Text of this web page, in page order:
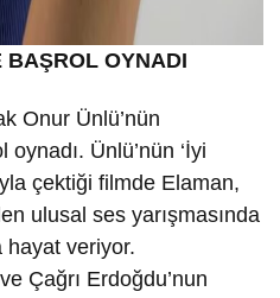
BAŞROL OYNADI
Onur Ünlü’nün
Ünlü’nün ‘İyi
çektiği filmde Elaman,
ulusal ses yarışmasında
hayat veriyor.
Çağrı Erdoğdu’nun